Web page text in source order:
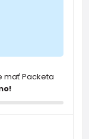
mať Packeta